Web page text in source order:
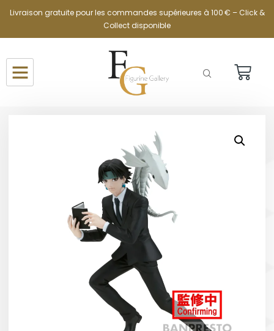
Livraison gratuite pour les commandes supérieures à 100 € – Click &
Collect disponible